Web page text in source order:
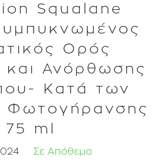
Squalane
Ορός
και Ανόρθωσης
Κατά των
Φωτογήρανσης
75 ml
Σε Απόθεμα